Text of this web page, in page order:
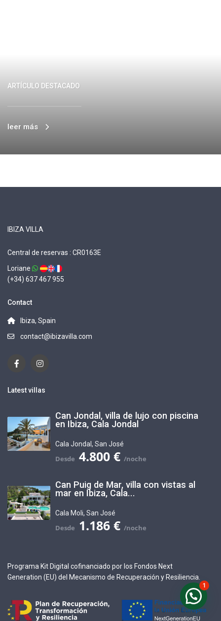
ARTÍCULO DESTACADO
leer más
IBIZA VILLA
Central de reservas : CR0163E
Loriane
(+34) 637 467 955
Contact
Ibiza, Spain
contact@ibizavilla.com
Latest villas
Can Jondal, villa de lujo con piscina
en Ibiza, Cala Jondal
Cala Jondal,San José
4.800 €
Can Puig de Mar, villa con vistas al
mar en Ibiza, Cala...
Cala Moli,San José
1.186 €
Programa Kit Digital cofinanciado por los Fondos Next
Generation (EU) del Mecanismo de Recuperación y Resiliencia.
1